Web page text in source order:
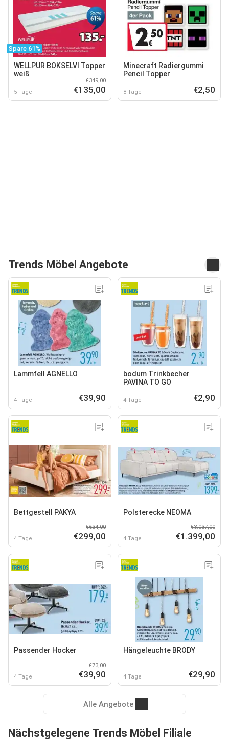
Spare 61%
WELLPUR BOKSELVI Topper
weiß
5 Tage
€349,00
€135,00
Minecraft Radiergummi
Pencil Topper
8 Tage €2,50
Trends Möbel Angebote
Lammfell AGNELLO
4 Tage €39,90
bodum Trinkbecher
PAVINA TO GO
4 Tage €2,90
Bettgestell PAKYA
4 Tage
€634,00
€299,00
Polsterecke NEOMA
4 Tage
€3.037,00
€1.399,00
Passender Hocker
4 Tage
€73,00
€39,90
Hängeleuchte BRODY
4 Tage €29,90
Alle Angebote
Nächstgelegene Trends Möbel Filiale